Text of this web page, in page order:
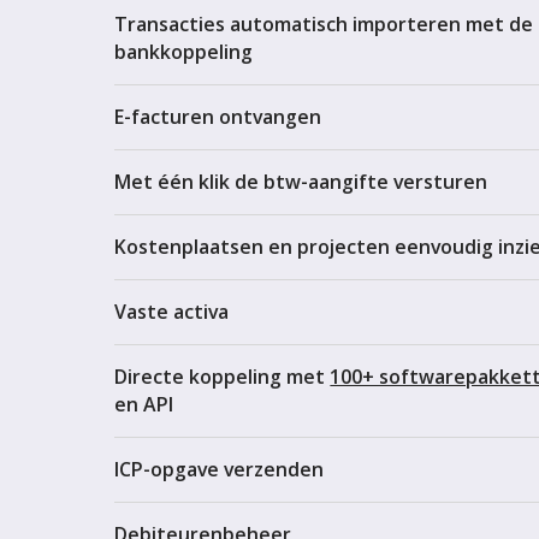
Transacties automatisch importeren met de
bankkoppeling
E-facturen ontvangen
Met één klik de btw-aangifte versturen
Kostenplaatsen en projecten eenvoudig
Vaste activa
Directe koppeling met 100+
en API
ICP-opgave verzenden